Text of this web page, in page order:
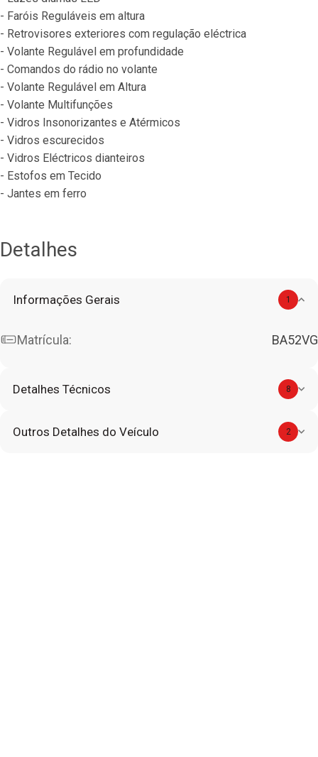
- Faróis Reguláveis em altura
- Retrovisores exteriores com regulação eléctrica
- Volante Regulável em profundidade
- Comandos do rádio no volante
- Volante Regulável em Altura
- Volante Multifunções
- Vidros Insonorizantes e Atérmicos
- Vidros escurecidos
- Vidros Eléctricos dianteiros
- Estofos em Tecido
- Jantes em ferro
Detalhes
Informações Gerais 1
Matrícula: BA52VG
Detalhes Técnicos 8
Outros Detalhes do Veículo 2